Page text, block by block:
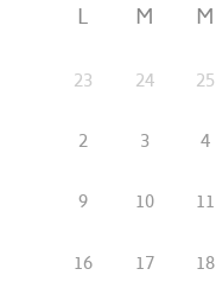
L M M
23 24 25
2
3 4
9
10 11
16
17 18